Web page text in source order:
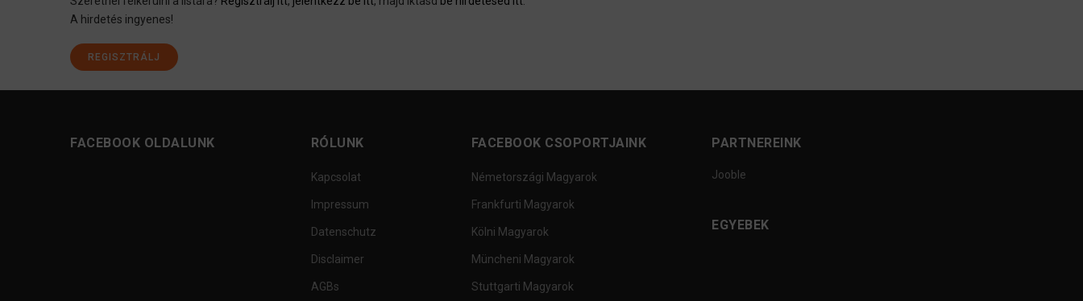
A hirdetés ingyenes!
REGISZTRÁLJ
FACEBOOK OLDALUNK RÓLUNK
Kapcsolat
Impressum
Datenschutz
Disclaimer
AGBs
FACEBOOK CSOPORTJAINK
Németországi Magyarok
Frankfurti Magyarok
Kölni Magyarok
Müncheni Magyarok
Stuttgarti Magyarok
PARTNEREINK
Jooble
EGYEBEK